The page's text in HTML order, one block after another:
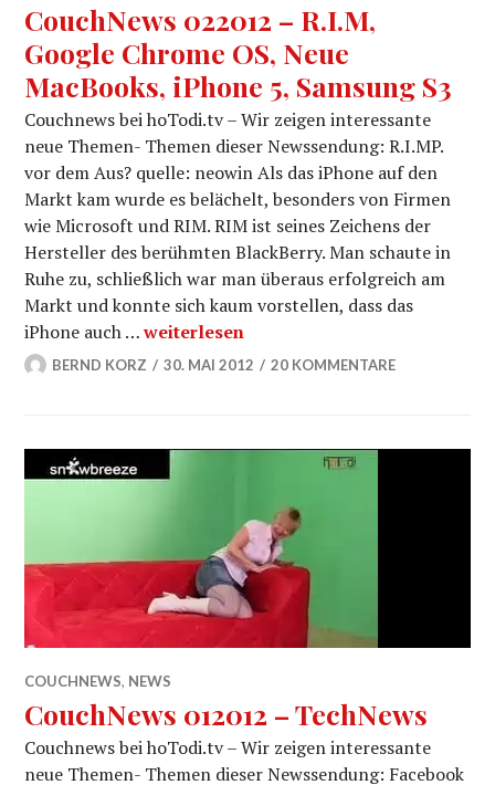
CouchNews 022012 – R.I.M,
Google Chrome OS, Neue
MacBooks, iPhone 5, Samsung S3
Couchnews bei hoTodi.tv – Wir zeigen interessante
neue Themen- Themen dieser Newssendung: R.I.MP.
vor dem Aus? quelle: neowin Als das iPhone auf den
Markt kam wurde es belächelt, besonders von Firmen
wie Microsoft und RIM. RIM ist seines Zeichens der
Hersteller des berühmten BlackBerry. Man schaute in
Ruhe zu, schließlich war man überaus erfolgreich am
Markt und konnte sich kaum vorstellen, dass das
iPhone auch …CouchNews 022012 – R.I.M, Google
weiterlesen
BERND KORZ 30. MAI 2012 20 KOMMENTARE
COUCHNEWS, NEWS
CouchNews 012012 – TechNews
Couchnews bei hoTodi.tv – Wir zeigen interessante
neue Themen- Themen dieser Newssendung: Facebook